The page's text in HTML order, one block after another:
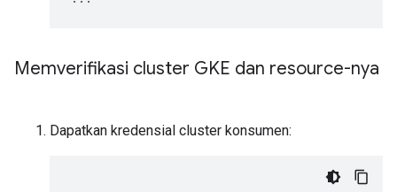
Memverifikasi cluster GKE dan resource-nya
Dapatkan kredensial cluster konsumen: